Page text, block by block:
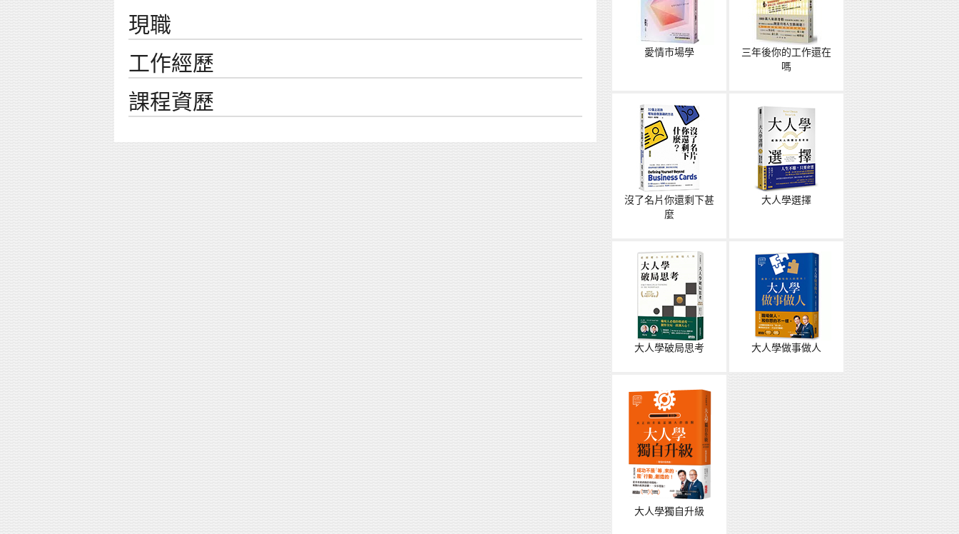
現職
工作經歷
課程資歷
愛情市場學
三年後你的工作還在
嗎
沒了名片你還剩下甚
麼
大人學選擇
大人學破局思考 大人學做事做人
大人學獨自升級